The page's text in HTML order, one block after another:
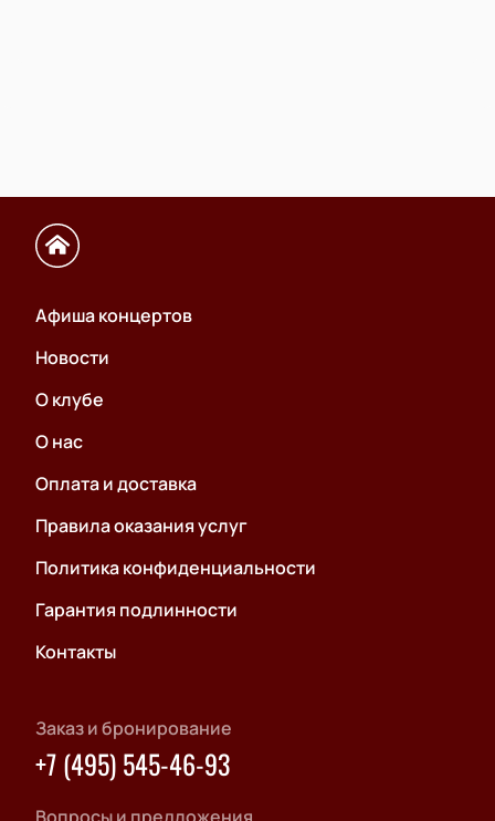
Афиша концертов
Новости
О клубе
О нас
Оплата и доставка
Правила оказания услуг
Политика конфиденциальности
Гарантия подлинности
Контакты
Заказ и бронирование
+7 (495) 545-46-93